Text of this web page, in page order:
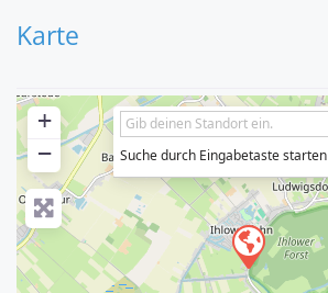
Karte
+
−
Suche durch Eingabetaste starten